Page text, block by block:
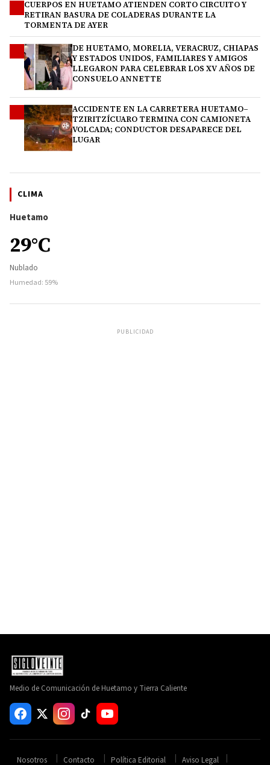
CUERPOS EN HUETAMO ATIENDEN CORTO CIRCUITO Y
RETIRAN BASURA DE COLADERAS DURANTE LA
TORMENTA DE AYER
DE HUETAMO, MORELIA, VERACRUZ, CHIAPAS
Y ESTADOS UNIDOS, FAMILIARES Y AMIGOS
LLEGARON PARA CELEBRAR LOS XV AÑOS DE
CONSUELO ANNETTE
ACCIDENTE EN LA CARRETERA HUETAMO–
TZIRITZÍCUARO TERMINA CON CAMIONETA
VOLCADA; CONDUCTOR DESAPARECE DEL
LUGAR
CLIMA
Huetamo
29°C
Nublado
Humedad: 59%
PUBLICIDAD
Medio de Comunicación de Huetamo y Tierra Caliente
Nosotros Contacto Política Editorial Aviso Legal